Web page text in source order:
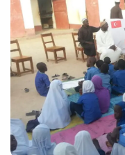
Yetiştiriyorum